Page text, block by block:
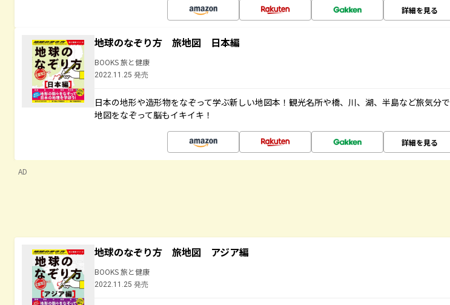
詳細を見る
地球のなぞり方 旅地図 日本編
BOOKS 旅と健康
2022.11.25 発売
日本の地形や造形物をなぞって学ぶ新しい地図本！観光名所や橋、川、湖、半島など旅気分で
地図をなぞって脳もイキイキ！
詳細を見る
AD
地球のなぞり方 旅地図 アジア編
BOOKS 旅と健康
2022.11.25 発売